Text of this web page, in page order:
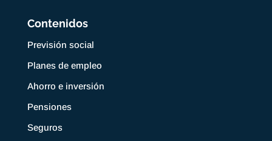
Contenidos
Previsión social
Planes de empleo
Ahorro e inversión
Pensiones
Seguros